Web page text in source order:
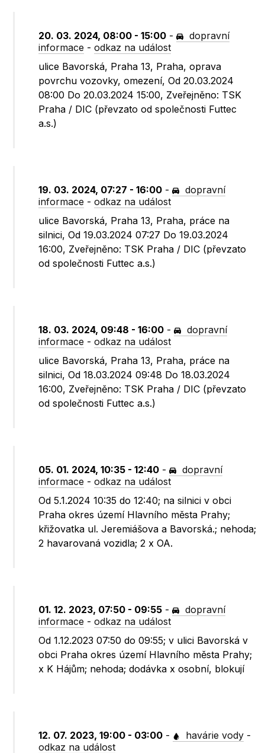
20. 03. 2024, 08:00 - 15:00 -
dopravní
informace -odkaz na událost
ulice Bavorská, Praha 13, Praha, oprava
povrchu vozovky, omezení, Od 20.03.2024
08:00 Do 20.03.2024 15:00, Zveřejněno: TSK
Praha / DIC (převzato od společnosti Futtec
a.s.)
19. 03. 2024, 07:27 - 16:00 -
dopravní
informace -odkaz na událost
ulice Bavorská, Praha 13, Praha, práce na
silnici, Od 19.03.2024 07:27 Do 19.03.2024
16:00, Zveřejněno: TSK Praha / DIC (převzato
od společnosti Futtec a.s.)
18. 03. 2024, 09:48 - 16:00 -
dopravní
informace -odkaz na událost
ulice Bavorská, Praha 13, Praha, práce na
silnici, Od 18.03.2024 09:48 Do 18.03.2024
16:00, Zveřejněno: TSK Praha / DIC (převzato
od společnosti Futtec a.s.)
05. 01. 2024, 10:35 - 12:40 -
dopravní
informace -odkaz na událost
Od 5.1.2024 10:35 do 12:40; na silnici v obci
Praha okres území Hlavního města Prahy;
křižovatka ul. Jeremiášova a Bavorská.; nehoda;
2 havarovaná vozidla; 2 x OA.
01. 12. 2023, 07:50 - 09:55 -
dopravní
informace -odkaz na událost
Od 1.12.2023 07:50 do 09:55; v ulici Bavorská v
obci Praha okres území Hlavního města Prahy;
x K Hájům; nehoda; dodávka x osobní, blokují
12. 07. 2023, 19:00 - 03:00 - havárie vody -
odkaz na událost